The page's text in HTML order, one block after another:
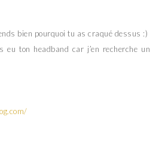
bien pourquoi tu as craqué dessus :)
eu ton headband car j’en recherche un